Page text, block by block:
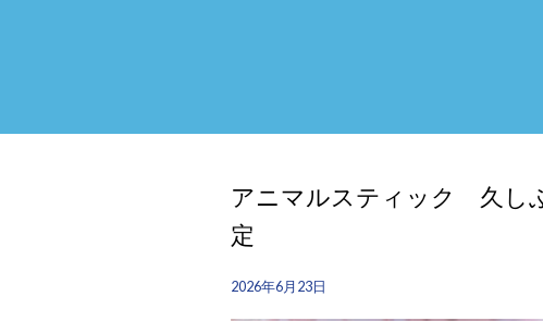
アニマルスティック 久し
定
2026年6月23日